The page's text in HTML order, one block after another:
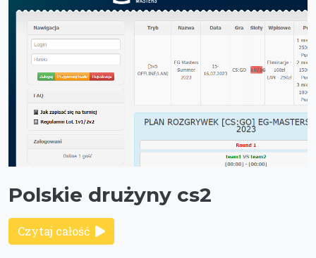
Polskie drużyny cs2
Czytaj całość